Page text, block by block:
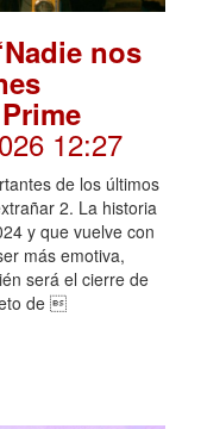
nos
12:27
de los últimos
2. La historia
y que vuelve con
más emotiva,
será el cierre de
de 